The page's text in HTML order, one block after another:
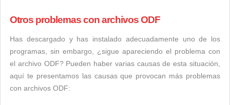
Otros problemas con archivos ODF
Has descargado y has instalado adecuadamente uno de los
programas, sin embargo, ¿sigue apareciendo el problema con
el archivo ODF? Pueden haber varias causas de esta situación,
aquí te presentamos las causas que provocan más problemas
con archivos ODF: